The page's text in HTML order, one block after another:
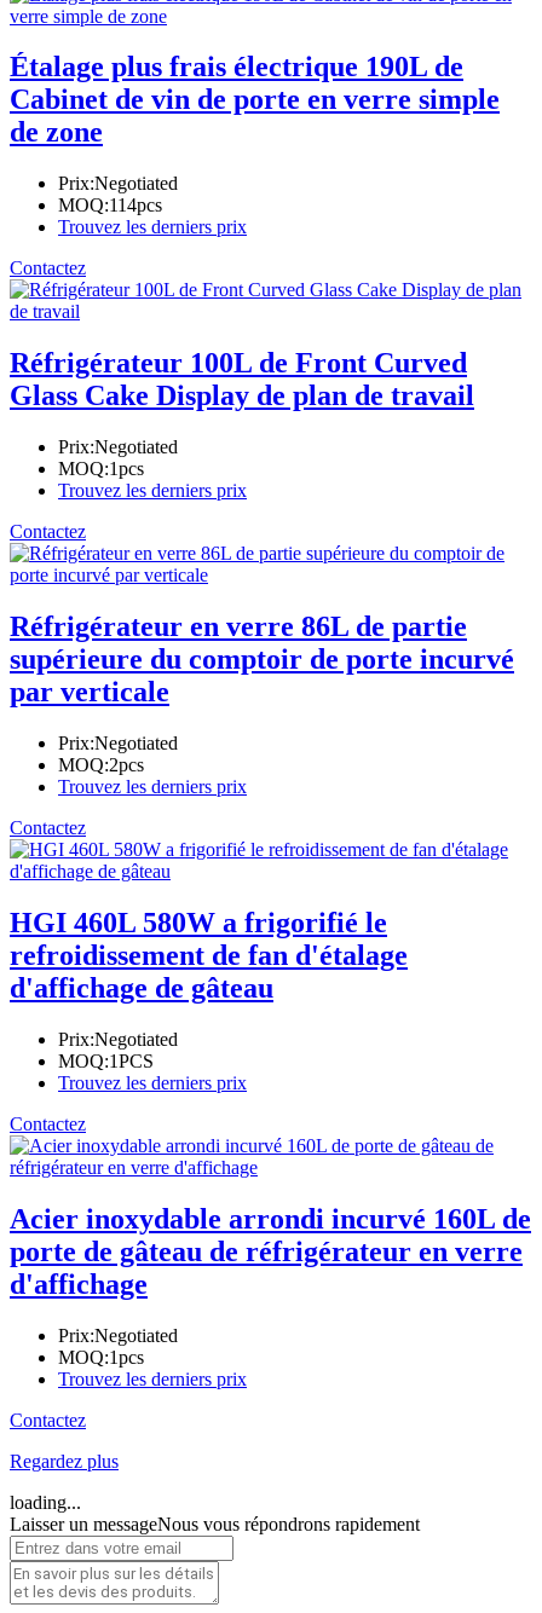
Étalage plus frais électrique 190L de
Cabinet de vin de porte en verre simple
de zone
Prix:Negotiated
MOQ:114pcs
Trouvez les derniers prix
Contactez
Réfrigérateur 100L de Front Curved
Glass Cake Display de plan de travail
Prix:Negotiated
MOQ:1pcs
Trouvez les derniers prix
Contactez
Réfrigérateur en verre 86L de partie
supérieure du comptoir de porte incurvé
par verticale
Prix:Negotiated
MOQ:2pcs
Trouvez les derniers prix
Contactez
HGI 460L 580W a frigorifié le
refroidissement de fan d'étalage
d'affichage de gâteau
Prix:Negotiated
MOQ:1PCS
Trouvez les derniers prix
Contactez
Acier inoxydable arrondi incurvé 160L de
porte de gâteau de réfrigérateur en verre
d'affichage
Prix:Negotiated
MOQ:1pcs
Trouvez les derniers prix
Contactez
Regardez plus
loading...
Laisser un messageNous vous répondrons rapidement